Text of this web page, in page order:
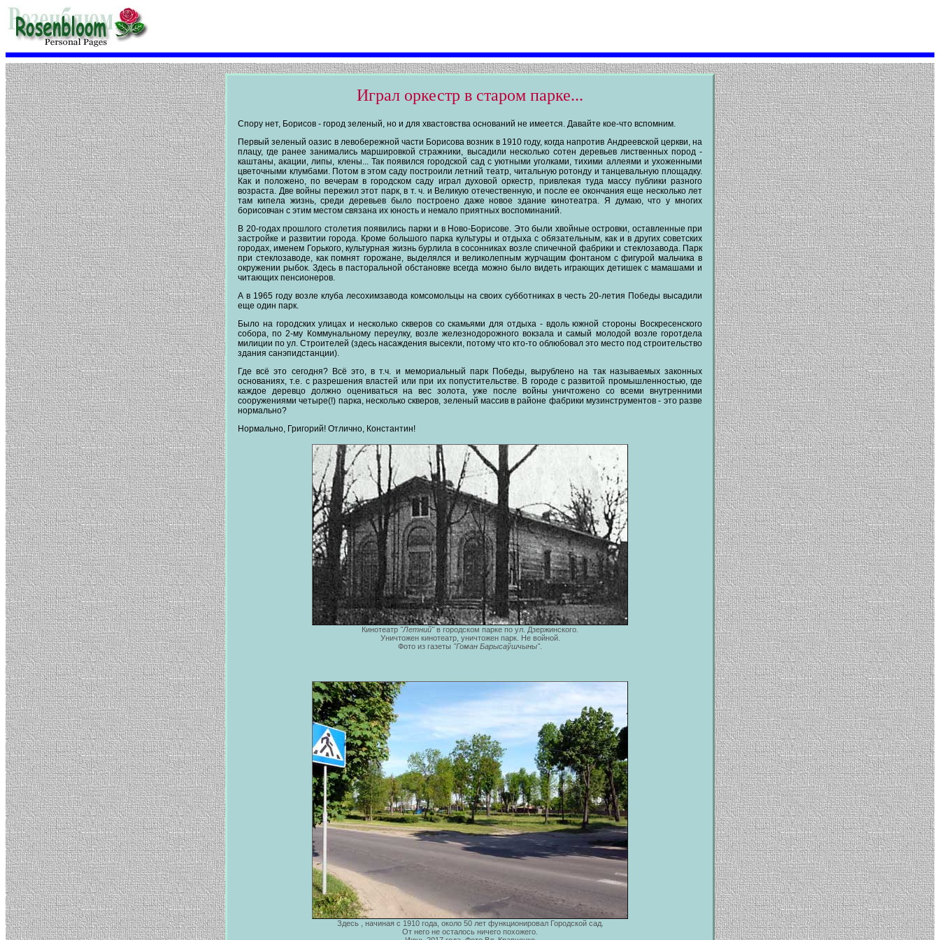
Играл оркестр в старом парке...
Спору нет, Борисов - город зеленый, но и для хвастовства оснований не имеется. Давайте кое-что вспомним.
Первый зеленый оазис в левобережной части Борисова возник в 1910 году, когда напротив Андреевской церкви, на
плацу, где ранее занимались маршировкой стражники, высадили несколько сотен деревьев лиственных пород -
каштаны, акации, липы, клены... Так появился городской сад с уютными уголками, тихими аллеями и ухоженными
цветочными клумбами. Потом в этом саду построили летний театр, читальную ротонду и танцевальную площадку.
Как и положено, по вечерам в городском саду играл духовой оркестр, привлекая туда массу публики разного
возраста. Две войны пережил этот парк, в т. ч. и Великую отечественную, и после ее окончания еще несколько лет
там кипела жизнь, среди деревьев было построено даже новое здание кинотеатра. Я думаю, что у многих
борисовчан с этим местом связана их юность и немало приятных воспоминаний.
В 20-годах прошлого столетия появились парки и в Ново-Борисове. Это были хвойные островки, оставленные при
застройке и развитии города. Кроме большого парка культуры и отдыха с обязательным, как и в других советских
городах, именем Горького, культурная жизнь бурлила в сосонниках возле спичечной фабрики и стеклозавода. Парк
при стеклозаводе, как помнят горожане, выделялся и великолепным журчащим фонтаном с фигурой мальчика в
окружении рыбок. Здесь в пасторальной обстановке всегда можно было видеть играющих детишек с мамашами и
читающих пенсионеров.
А в 1965 году возле клуба лесохимзавода комсомольцы на своих субботниках в честь 20-летия Победы высадили
еще один парк.
Было на городских улицах и несколько скверов со скамьями для отдыха - вдоль южной стороны Воскресенского
собора, по 2-му Коммунальному переулку, возле железнодорожного вокзала и самый молодой возле горотдела
милиции по ул. Строителей (здесь насаждения высекли, потому что кто-то облюбовал это место под строительство
здания санэпидстанции).
Где всё это сегодня? Всё это, в т.ч. и мемориальный парк Победы, вырублено на так называемых законных
основаниях, т.е. с разрешения властей или при их попустительстве. В городе с развитой промышленностью, где
каждое деревцо должно оцениваться на вес золота, уже после войны уничтожено со всеми внутренними
сооружениями четыре(!) парка, несколько скверов, зеленый массив в районе фабрики музинструментов - это разве
нормально?
Нормально, Григорий! Отлично, Константин!
Кинотеатр "Летний" в городском парке по ул. Дзержинского.
Уничтожен кинотеатр, уничтожен парк. Не войной.
Фото из газеты "Гоман Барысаўшчыны"
Здесь , начиная с 1910 года, около 50 лет функционировал Городской сад.
От него не осталось ничего похожего.